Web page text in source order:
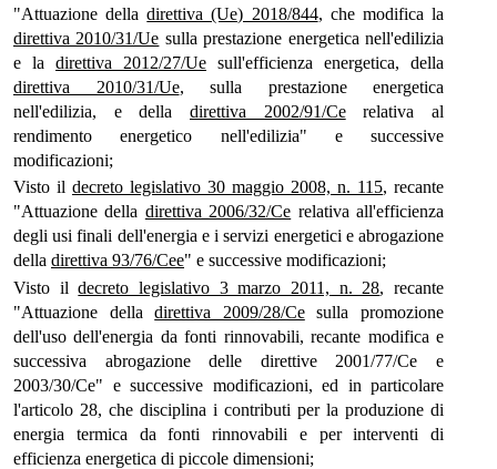
"Attuazione delladirettiva (Ue) 2018/844, che modifica la
direttiva 2010/31/Ue sulla prestazione energetica nell'edilizia
e la direttiva 2012/27/Ue sull'efficienza energetica, della
direttiva 2010/31/Ue, sulla prestazione energetica
nell'edilizia, e della direttiva 2002/91/Cerelativa al
rendimento energetico nell'edilizia" e successive
modificazioni;
Visto il decreto legislativo 30 maggio 2008, n. 115, recante
"Attuazione della direttiva 2006/32/Ce relativa all'efficienza
degli usi finali dell'energia e i servizi energetici e abrogazione
della direttiva 93/76/Cee" e successive modificazioni;
Visto ildecreto legislativo 3 marzo 2011, n. 28, recante
"Attuazione delladirettiva 2009/28/Cesulla promozione
dell'uso dell'energia da fonti rinnovabili, recante modifica e
successiva abrogazione delle direttive 2001/77/Ce e
2003/30/Ce" e successive modificazioni, ed in particolare
l'articolo 28, che disciplina i contributi per la produzione di
energia termica da fonti rinnovabili e per interventi di
efficienza energetica di piccole dimensioni;